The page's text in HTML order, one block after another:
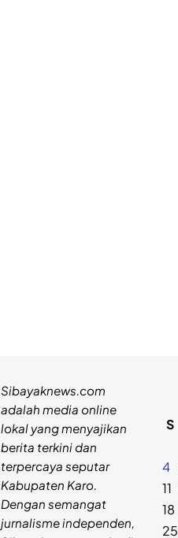
Sibayaknews.com
adalah media online
lokal yang menyajikan
berita terkini dan
terpercaya seputar
Kabupaten Karo.
Dengan semangat
jurnalisme independen,
S
4
11
18
25